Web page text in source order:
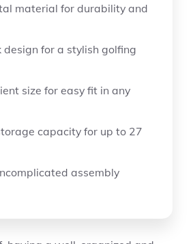
material for durability and
design for a stylish golfing
size for easy fit in any
capacity for up to 27
assembly